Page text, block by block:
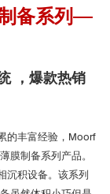
备系列—
，爆款热销
的丰富经验，Moorf
膜制备系列产品。
沉积设备。该系列